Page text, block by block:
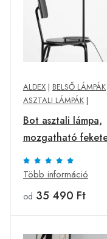
ALDEX | BELSŐ LÁMPÁK
ASZTALI LÁMPÁK |
Bot asztali lámpa,
mozgatható
lámpafejjel
Több információ
od 35 490 Ft